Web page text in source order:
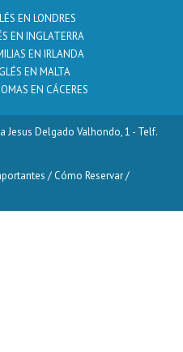
EN LONDRES
EN INGLATERRA
EN IRLANDA
EN MALTA
EN CÁCERES
Jesus Delgado Valhondo, 1 - Telf.
/ Cómo Reservar/